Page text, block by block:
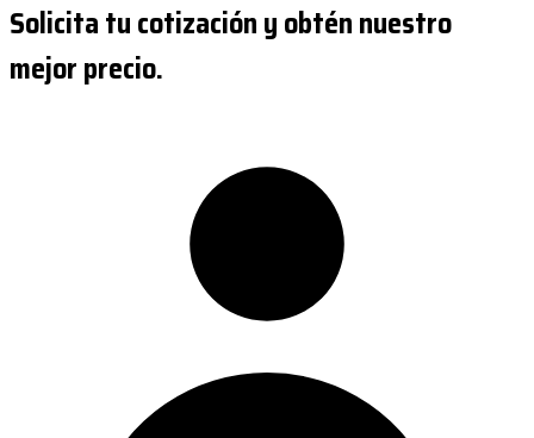
Solicita tu cotización y obtén nuestro
mejor precio.